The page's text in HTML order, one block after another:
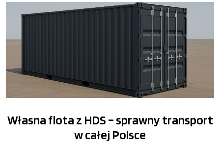
Własna flota z HDS – sprawny transport
w całej Polsce